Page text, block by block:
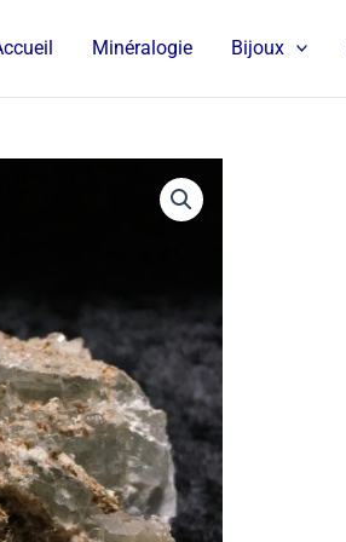
Minéralogie Bijoux